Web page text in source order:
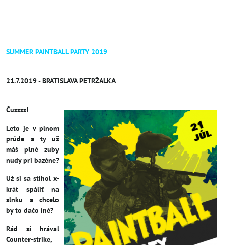
SUMMER PAINTBALL PARTY 2019
21.7.2019 - BRATISLAVA PETRŽALKA
Čuzzzz!
Leto je v plnom
prúde a ty už
máš plné zuby
nudy pri bazéne?
Už si sa stihol x-
krát spáliť na
slnku a chcelo
by to dačo iné?
Rád si hrával
Counter-strike,